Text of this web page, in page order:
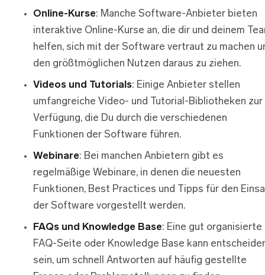
Online-Kurse: Manche Software-Anbieter bieten
interaktive Online-Kurse an, die dir und deinem
helfen, sich mit der Software vertraut zu machen
den größtmöglichen Nutzen daraus zu ziehen.
Videos und Tutorials: Einige Anbieter stellen
umfangreiche Video- und Tutorial-Bibliotheken zur
Verfügung, die Du durch die verschiedenen
Funktionen der Software führen.
Webinare: Bei manchen Anbietern gibt es
regelmäßige Webinare, in denen die neuesten
Funktionen, Best Practices und Tipps für den
der Software vorgestellt werden.
FAQs und Knowledge Base: Eine gut organisierte
FAQ-Seite oder Knowledge Base kann
sein, um schnell Antworten auf häufig gestellte